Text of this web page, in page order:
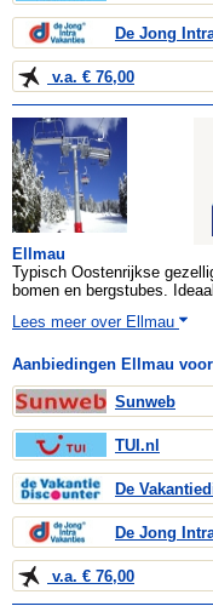
De Jong
v.a. € 76,00
Ellmau
Typisch Oostenrijkse
bomen en bergstubes.
Lees meer over Ellmau
Aanbiedingen Ellmau
Sunweb
TUI.nl
De
De Jong
v.a. € 76,00